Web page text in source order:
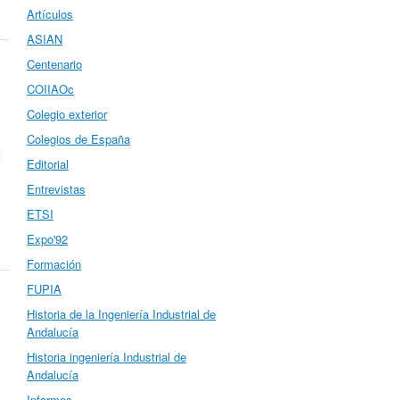
Artículos
ASIAN
Centenario
COIIAOc
Colegio exterior
Colegios de España
Editorial
Entrevistas
ETSI
Expo'92
Formación
FUPIA
Historia de la Ingeniería Industrial de
Andalucía
Historia ingeniería Industrial de
Andalucía